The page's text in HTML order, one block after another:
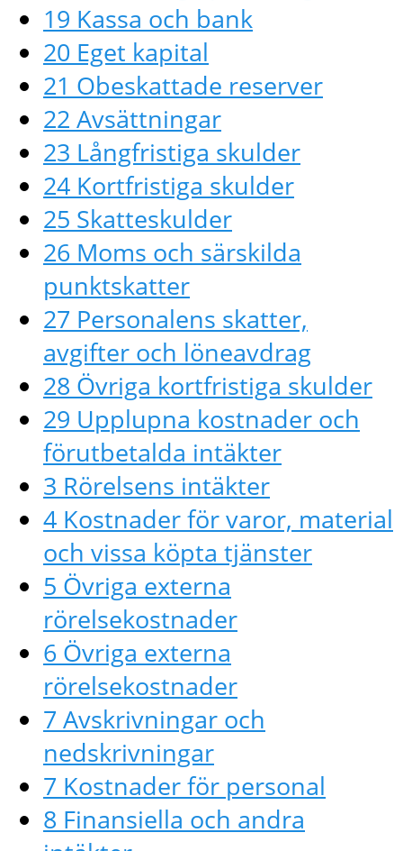
19 Kassa och bank
20 Eget kapital
21 Obeskattade reserver
22 Avsättningar
23 Långfristiga skulder
24 Kortfristiga skulder
25 Skatteskulder
26 Moms och särskilda
punktskatter
27 Personalens skatter,
avgifter och löneavdrag
28 Övriga kortfristiga skulder
29 Upplupna kostnader och
förutbetalda intäkter
3 Rörelsens intäkter
4 Kostnader för varor, material
och vissa köpta tjänster
5 Övriga externa
rörelsekostnader
6 Övriga externa
rörelsekostnader
7 Avskrivningar och
nedskrivningar
7 Kostnader för personal
8 Finansiella och andra